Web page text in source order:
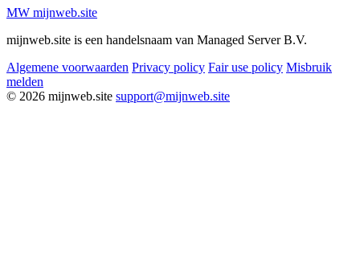
MW mijnweb.site
mijnweb.site is een handelsnaam van Managed Server B.V.
Algemene voorwaarden Privacy policy Fair use policy Misbruik
melden
© 2026 mijnweb.site support@mijnweb.site